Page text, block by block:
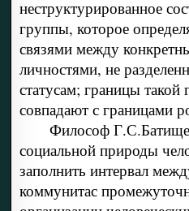
неструктурированное
группы, которое
связями между
личностями, не
статусам; границы такой
совпадают с границами
Философ
социальной природы
заполнить интервал
коммунитас